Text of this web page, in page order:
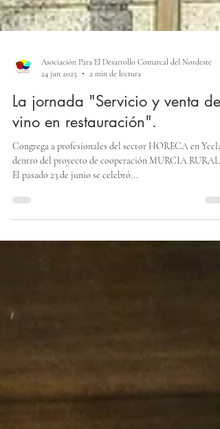
Asociación Para El Desarrollo Comarcal del Nordeste
2 min de lectura
La jornada "Servicio y venta del
vino en restauración".
dentro del proyecto de cooperación MURCIA RURAL .